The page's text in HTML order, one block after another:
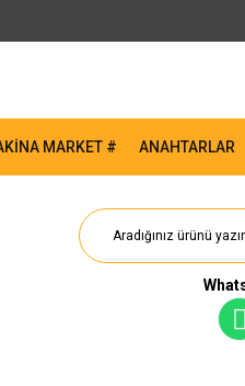
MARKET # ANAHTARLAR